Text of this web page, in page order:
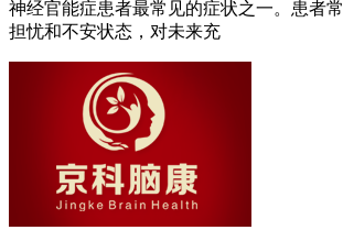
神经官能症患者最常见的症状之一。患者
担忧和不安状态，对未来充